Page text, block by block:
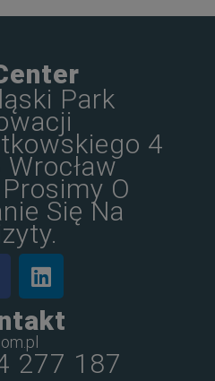
Park
4
Prosimy O
Się Na
277 187